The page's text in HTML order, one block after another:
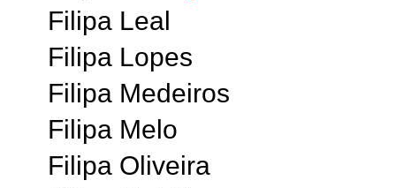
Filipa Leal
Filipa Lopes
Filipa Medeiros
Filipa Melo
Filipa Oliveira